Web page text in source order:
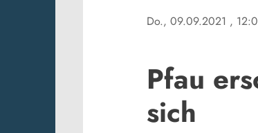
Do., 09.09.2021 ,
Pfau
sich